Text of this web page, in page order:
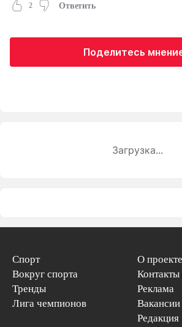
2 Ответить
Поделитесь
Загрузка...
Спорт
Вокруг спорта
Тренды
Лига чемпионов
О проекте
Реклама
Вакансии
Редакция